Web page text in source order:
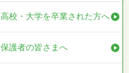
高校・大学を卒業された方へ
保護者の皆さまへ